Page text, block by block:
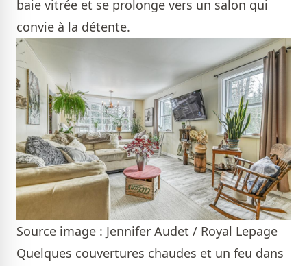
baie vitrée et se prolonge vers un salon qui
convie à la détente.
Source image : Jennifer Audet / Royal Lepage
Quelques couvertures chaudes et un feu dans